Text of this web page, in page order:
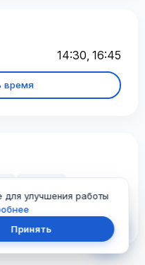
14:30, 16:45
время
улучшения работы
Принять